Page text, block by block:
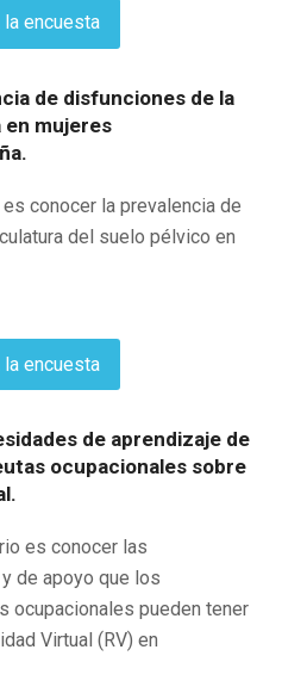
la encuesta
de disfunciones de la
en mujeres
conocer la prevalencia de
del suelo pélvico en
la encuesta
de aprendizaje de
ocupacionales sobre
es conocer las
de apoyo que los
ocupacionales pueden tener
Virtual (RV) en